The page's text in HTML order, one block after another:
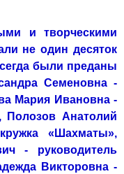
и творческими
не один десяток
были преданы
Семеновна -
Мария Ивановна -
Полозов Анатолий
«Шахматы»,
- ру­ководитель
Викторовна -